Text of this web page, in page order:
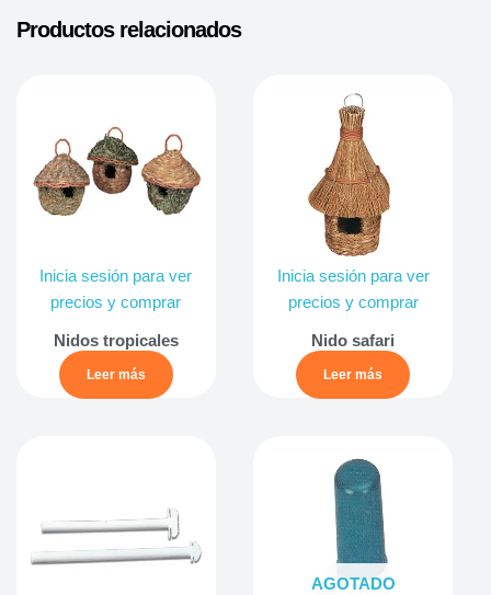
Productos relacionados
Inicia sesión para ver
precios y comprar
Nidos tropicales
Leer más
Inicia sesión para ver
precios y comprar
Nido safari
Leer más
AGOTADO